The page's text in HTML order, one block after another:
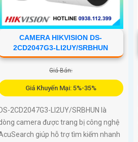
CAMERA HIKVISION DS-
2CD2047G3-LI2UY/SRBHUN
Giá Bán:
Giá Khuyến Mại: 5%-35%
DS-2CD2047G3-LI2UY/SRBHUN là
camera được trang bị công nghệ
giúp hỗ trợ tìm kiếm nhanh